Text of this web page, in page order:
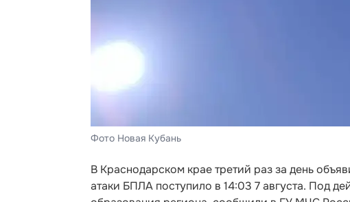
Фото Новая Кубань
В Краснодарском крае третий раз за день
атаки БПЛА поступило в 14:03 7 августа. Под